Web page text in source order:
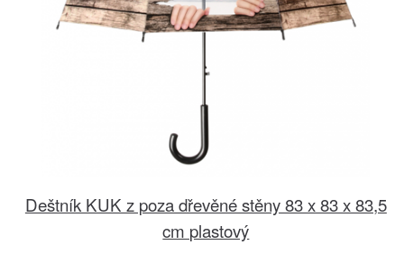
Deštník KUK z poza dřevěné stěny 83 x 83 x 83,5
cm plastový